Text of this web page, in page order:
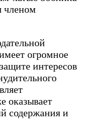
членом
огромное
интересов
оказывает
содержания и